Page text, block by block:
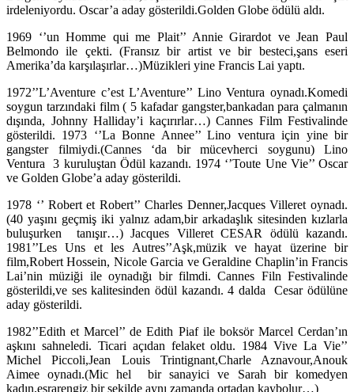
irdeleniyordu. Oscar’a aday gösterildi.Golden Globe ödülü aldı.
1969 ‘’un Homme qui me Plait’’ Annie Girardot ve Jean Paul
Belmondo ile çekti. (Fransız bir artist ve bir besteci,şans eseri
Amerika’da karşılaşırlar…)Müzikleri yine Francis Lai yaptı.
1972’’L’Aventure c’est L’Aventure’’ Lino Ventura oynadı.Komedi
soygun tarzındaki film ( 5 kafadar gangster,bankadan para çalmanın
dışında, Johnny Halliday’i kaçırırlar…) Cannes Film Festivalinde
gösterildi. 1973 ‘’La Bonne Annee’’ Lino ventura için yine bir
gangster filmiydi.(Cannes ‘da bir mücevherci soygunu) Lino
Ventura 3 kuruluştan Ödül kazandı. 1974 ‘’Toute Une Vie’’ Oscar
ve Golden Globe’a aday gösterildi.
1978 ‘’ Robert et Robert’’ Charles Denner,Jacques Villeret oynadı.
(40 yaşını geçmiş iki yalnız adam,bir arkadaşlık sitesinden kızlarla
buluşurken tanışır…) Jacques Villeret CESAR ödülü kazandı.
1981’’Les Uns et les Autres’’Aşk,müzik ve hayat üzerine bir
film,Robert Hossein, Nicole Garcia ve Geraldine Chaplin’in Francis
Lai’nin müziği ile oynadığı bir filmdi. Cannes Filn Festivalinde
gösterildi,ve ses kalitesinden ödül kazandı. 4 dalda Cesar ödülüne
aday gösterildi.
1982’’Edith et Marcel’’ de Edith Piaf ile boksör Marcel Cerdan’ın
aşkını sahneledi. Ticari açıdan felaket oldu. 1984 Vive La Vie’’
Michel Piccoli,Jean Louis Trintignant,Charle Aznavour,Anouk
Aimee oynadı.(Mic hel bir sanayici ve Sarah bir komedyen
kadın,esrarengiz bir şekilde aynı zamanda ortadan kaybolur…)